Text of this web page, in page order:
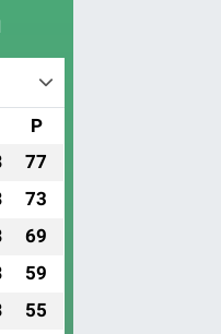
P
77
73
69
59
55